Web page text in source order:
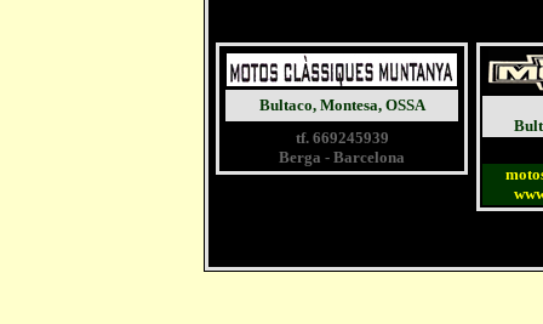
Bultaco, Montesa, OSSA
tf. 669245939
Berga - Barcelona